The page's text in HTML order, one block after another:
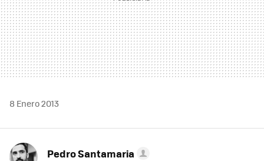
8 Enero 2013
Pedro Santamaria